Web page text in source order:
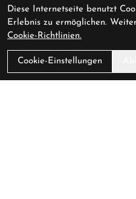
Fahrradversicherung
Werkstatt
Batterieentsorgung
Gutscheine
Diese Internetseite benutzt
Erlebnis zu ermöglichen.
Cookie-Richtlinien.
Cookie-Einstellungen